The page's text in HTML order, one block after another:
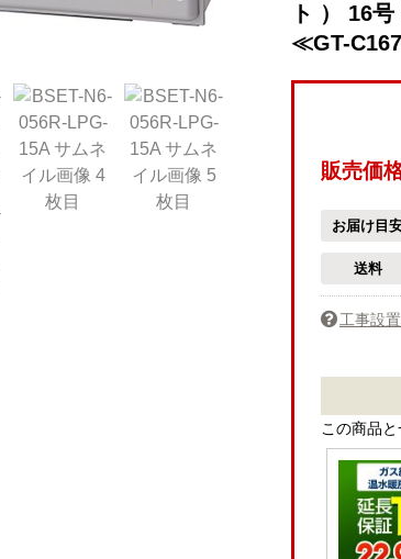
ト ） 16
≪GT-
販売価
お届け目
送料
工事設
この商品